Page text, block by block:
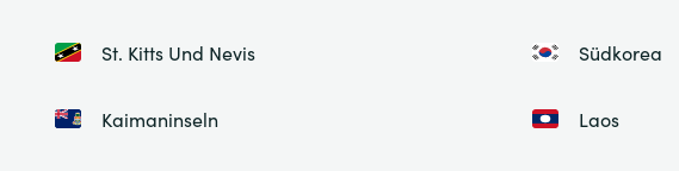
St. Kitts Und Nevis Südkorea
Kaimaninseln Laos